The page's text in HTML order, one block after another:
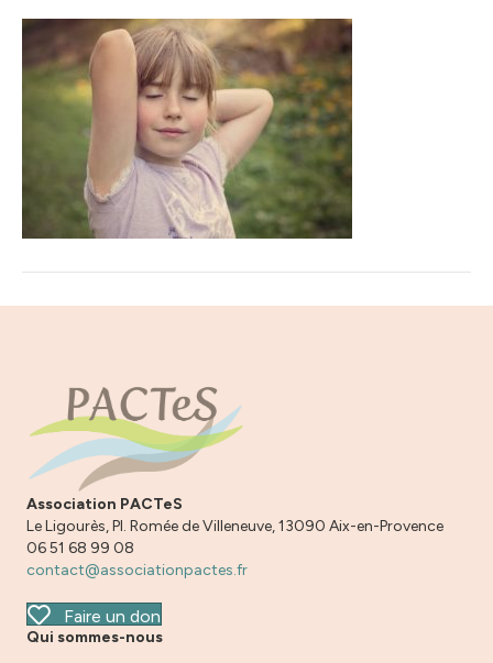
Association PACTeS
Le Ligourès, Pl. Romée de Villeneuve, 13090 Aix-en-Provence
06 51 68 99 08
contact@associationpactes.fr
Faire un don
Qui sommes-nous